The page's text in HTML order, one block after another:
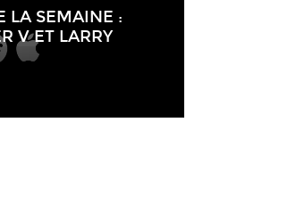
LA SEMAINE :
V ET LARRY